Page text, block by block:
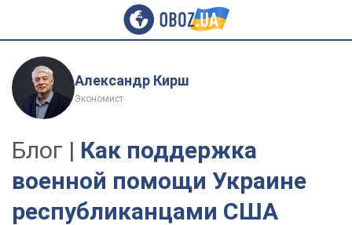
Александр Кирш
Экономист
Блог | Как поддержка
военной помощи Украине
республиканцами США